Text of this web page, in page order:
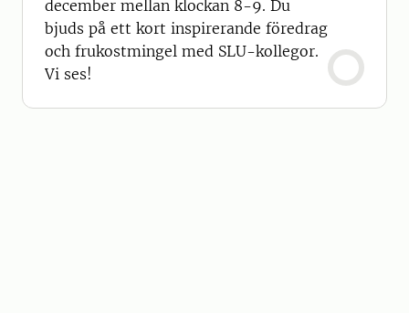
december mellan klockan 8-9. Du
bjuds på ett kort inspirerande föredrag
och frukostmingel med SLU-kollegor.
Vi ses!